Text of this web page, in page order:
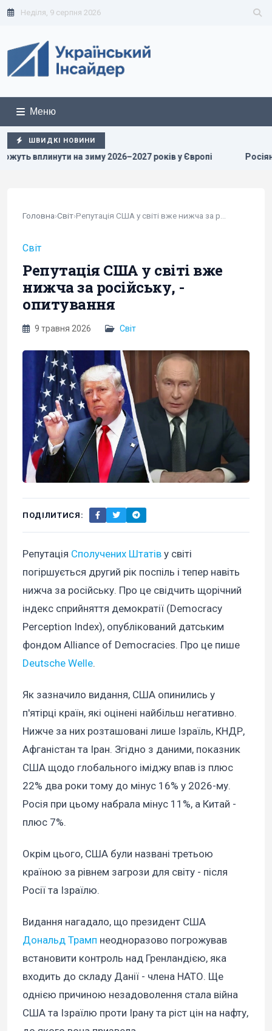
Неділя, 9 серпня 2026
Меню
ШВИДКІ НОВИНИ
2026–2027 років у Європі Росіяни просунулися у
Головна›Світ›
Світ
Репутація США у світі вже
нижча за російську, -
опитування
9 травня 2026 Світ
ПОДІЛИТИСЯ:
Репутація Сполучених Штатів у світі
погіршується другий рік поспіль і тепер навіть
нижча за російську. Про це свідчить щорічний
індекс сприйняття демократії (Democracy
Perception Index), опублікований датським
фондом Alliance of Democracies. Про це пише
Deutsche Welle.
Як зазначило видання, США опинились у
п'ятірці країн, які оцінені найбільш негативно.
Нижче за них розташовані лише Ізраїль, КНДР,
Афганістан та Іран. Згідно з даними, показник
США щодо глобального іміджу впав із плюс
22% два роки тому до мінус 16% у 2026-му.
Росія при цьому набрала мінус 11%, а Китай -
плюс 7%.
Окрім цього, США були названі третьою
країною за рівнем загрози для світу - після
Росії та Ізраїлю.
Видання нагадало, що президент США
Дональд Трамп неодноразово погрожував
встановити контроль над Гренландією, яка
входить до складу Данії - члена НАТО. Ще
однією причиною незадоволення стала війна
США та Ізраїлю проти Ірану та ріст цін на нафту,